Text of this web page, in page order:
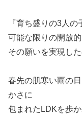
『育ち盛りの3人
可能な限りの開放
その願いを実現し
春先の肌寒い雨の
かさに
包まれたLDKを歩